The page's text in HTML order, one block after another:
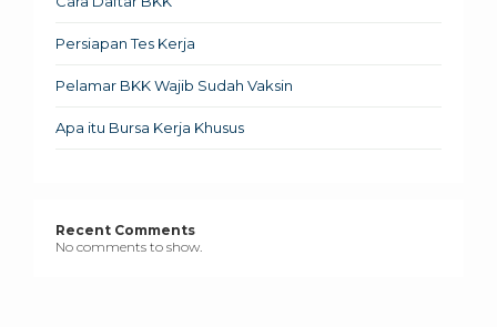
Persiapan Tes Kerja
Pelamar BKK Wajib Sudah Vaksin
Apa itu Bursa Kerja Khusus
Recent Comments
No comments to show.